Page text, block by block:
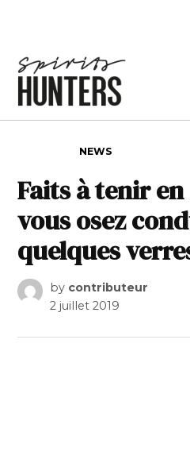
NEWS
Faits à tenir
vous osez
quelques
by contributeur
2 juillet 2019